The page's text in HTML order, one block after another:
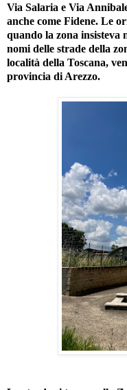
Via Salaria e Via
anche come Fidene. Le
quando la zona insisteva
nomi delle strade della
località della Toscana,
provincia di Arezzo.